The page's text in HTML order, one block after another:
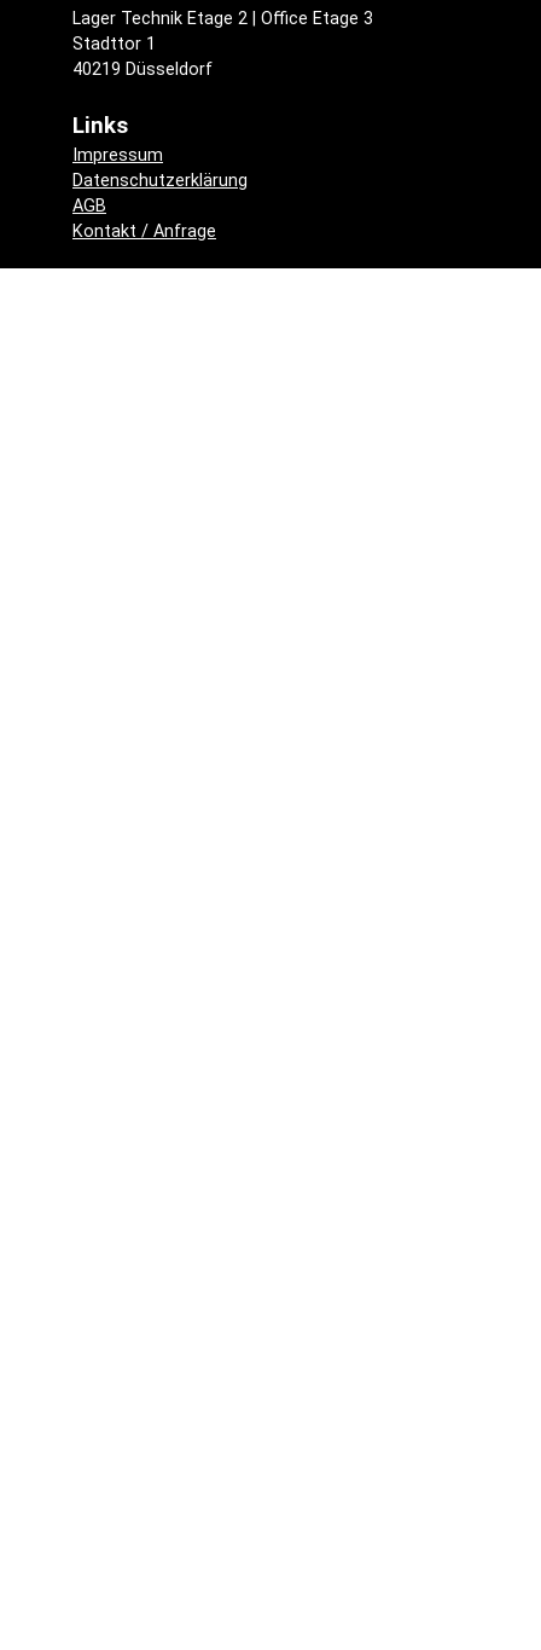
Lager Technik Etage 2 | Office Etage 3
Stadttor 1
40219 Düsseldorf
Links
Impressum
Datenschutzerklärung
AGB
Kontakt / Anfrage